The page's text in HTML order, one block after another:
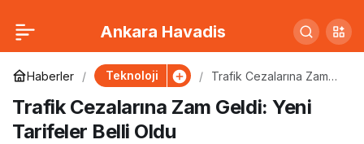
Ankara Havadis
Haberler Teknoloji
Trafik Cezalarına Zam
Oldu
Trafik Cezalarına Zam Geldi: Yeni
Tarifeler Belli Oldu
Hava Durumu Uyarısı:
Bu İller Dikkat!
0 Paylaş